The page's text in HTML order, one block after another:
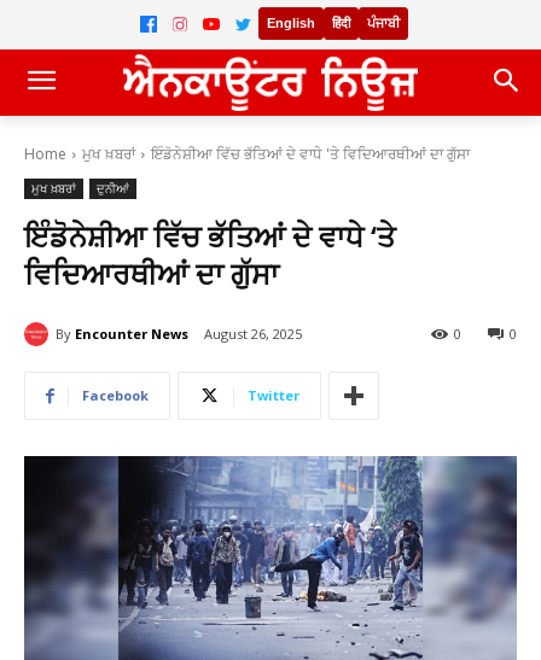
English हिंदी ਪੰਜਾਬੀ
Home ਮੁਖ ਖ਼ਬਰਾਂ ਇੰਡੋਨੇਸ਼ੀਆ ਵਿੱਚ ਭੱਤਿਆਂ ਦੇ ਵਾਧੇ 'ਤੇ ਵਿਦਿਆਰਥੀਆਂ ਦਾ ਗੁੱਸਾ
ਮੁਖ ਖ਼ਬਰਾਂ ਦੁਨੀਆਂ
ਇੰਡੋਨੇਸ਼ੀਆ ਵਿੱਚ ਭੱਤਿਆਂ ਦੇ ਵਾਧੇ ‘ਤੇ
ਵਿਦਿਆਰਥੀਆਂ ਦਾ ਗੁੱਸਾ
By Encounter News August 26, 2025 0
0
Facebook Twitter